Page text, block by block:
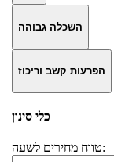
השכלה גבוהה
הפרעות קשב וריכוז
כלי סינון
טווח מחירים לשעה: